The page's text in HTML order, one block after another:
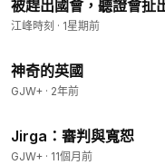
被趕出國會，聽證會扯
實驗室的秘密金流！國
期】福奇國會聽證會
江峰時刻 · 1星期前
神奇的英國
GJW+ · 2年前
Jirga：審判與寬恕
GJW+ · 11個月前